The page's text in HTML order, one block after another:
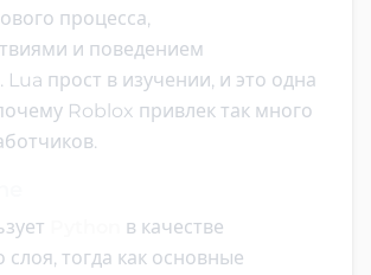
процесса,
и поведением
Lua прост в изучении, и это одна
Roblox привлек так много
в качестве
слоя, тогда как основные